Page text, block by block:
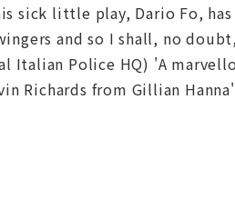
sick little play, Dario Fo,
and so I shall, no
Police HQ) 'A
Richards from Gillian